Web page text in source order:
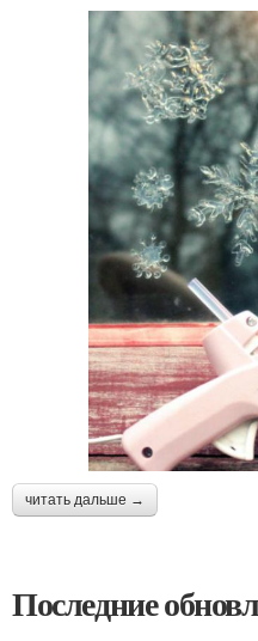
читать дальше →
Последние